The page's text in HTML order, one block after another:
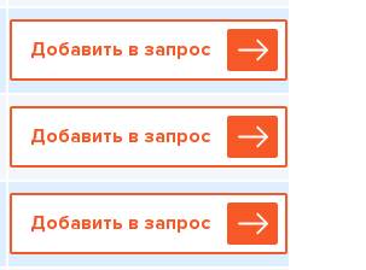
Добавить в запрос
Добавить в запрос
Добавить в запрос